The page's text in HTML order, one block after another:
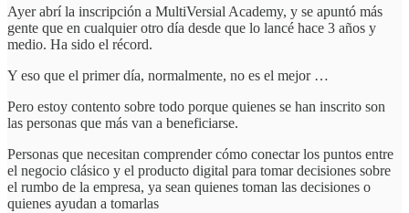
Ayer abrí la inscripción a MultiVersial Academy, y se apuntó más
gente que en cualquier otro día desde que lo lancé hace 3 años y
medio. Ha sido el récord.
Y eso que el primer día, normalmente, no es el mejor …
Pero estoy contento sobre todo porque quienes se han inscrito son
las personas que más van a beneficiarse.
Personas que necesitan comprender cómo conectar los puntos entre
el negocio clásico y el producto digital para tomar decisiones sobre
el rumbo de la empresa, ya sean quienes toman las decisiones o
quienes ayudan a tomarlas